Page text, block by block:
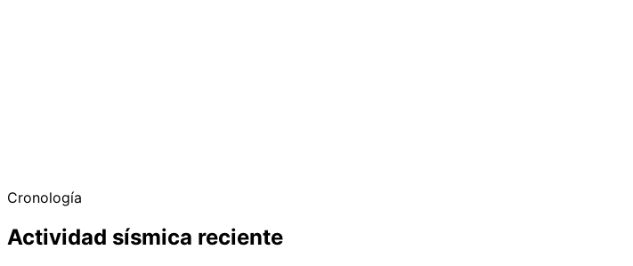
Cronología
Actividad sísmica reciente